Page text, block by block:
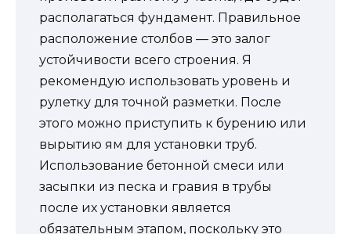
располагаться фундамент. Правильное
расположение столбов — это залог
устойчивости всего строения. Я
рекомендую использовать уровень и
рулетку для точной разметки. После
этого можно приступить к бурению или
вырытию ям для установки труб.
Использование бетонной смеси или
засыпки из песка и гравия в трубы
после их установки является
обязательным этапом, поскольку это